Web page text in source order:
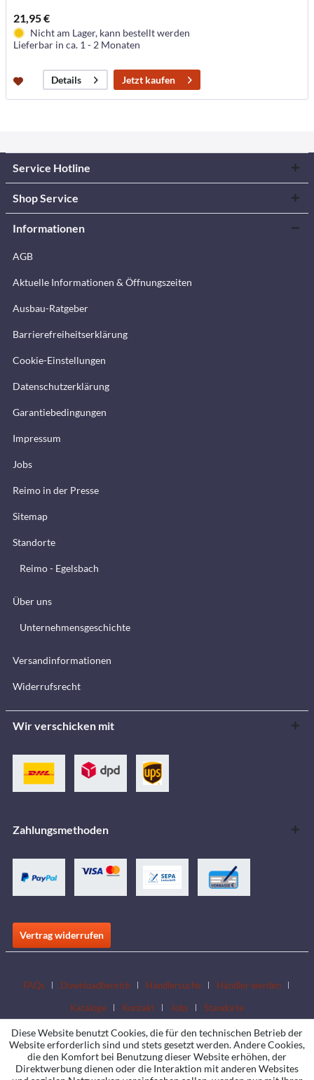
21,95 €
Nicht am Lager, kann bestellt werden
Lieferbar in ca. 1 - 2 Monaten
Details Jetzt kaufen
Service Hotline
Shop Service
Informationen
AGB
Aktuelle Informationen & Öffnungszeiten
Ausbau-Ratgeber
Barrierefreiheitserklärung
Cookie-Einstellungen
Datenschutzerklärung
Garantiebedingungen
Impressum
Jobs
Reimo in der Presse
Sitemap
Standorte
Reimo - Egelsbach
Über uns
Unternehmensgeschichte
Versandinformationen
Widerrufsrecht
Wir verschicken mit
Zahlungsmethoden
Vertrag widerrufen
FAQs Downloadbereich Händlersuche
Händler werden
Kataloge
Kontakt Jobs Standorte
Diese Website benutzt Cookies, die für den technischen Betrieb der
Website erforderlich sind und stets gesetzt werden. Andere Cookies,
die den Komfort bei Benutzung dieser Website erhöhen, der
Direktwerbung dienen oder die Interaktion mit anderen Websites